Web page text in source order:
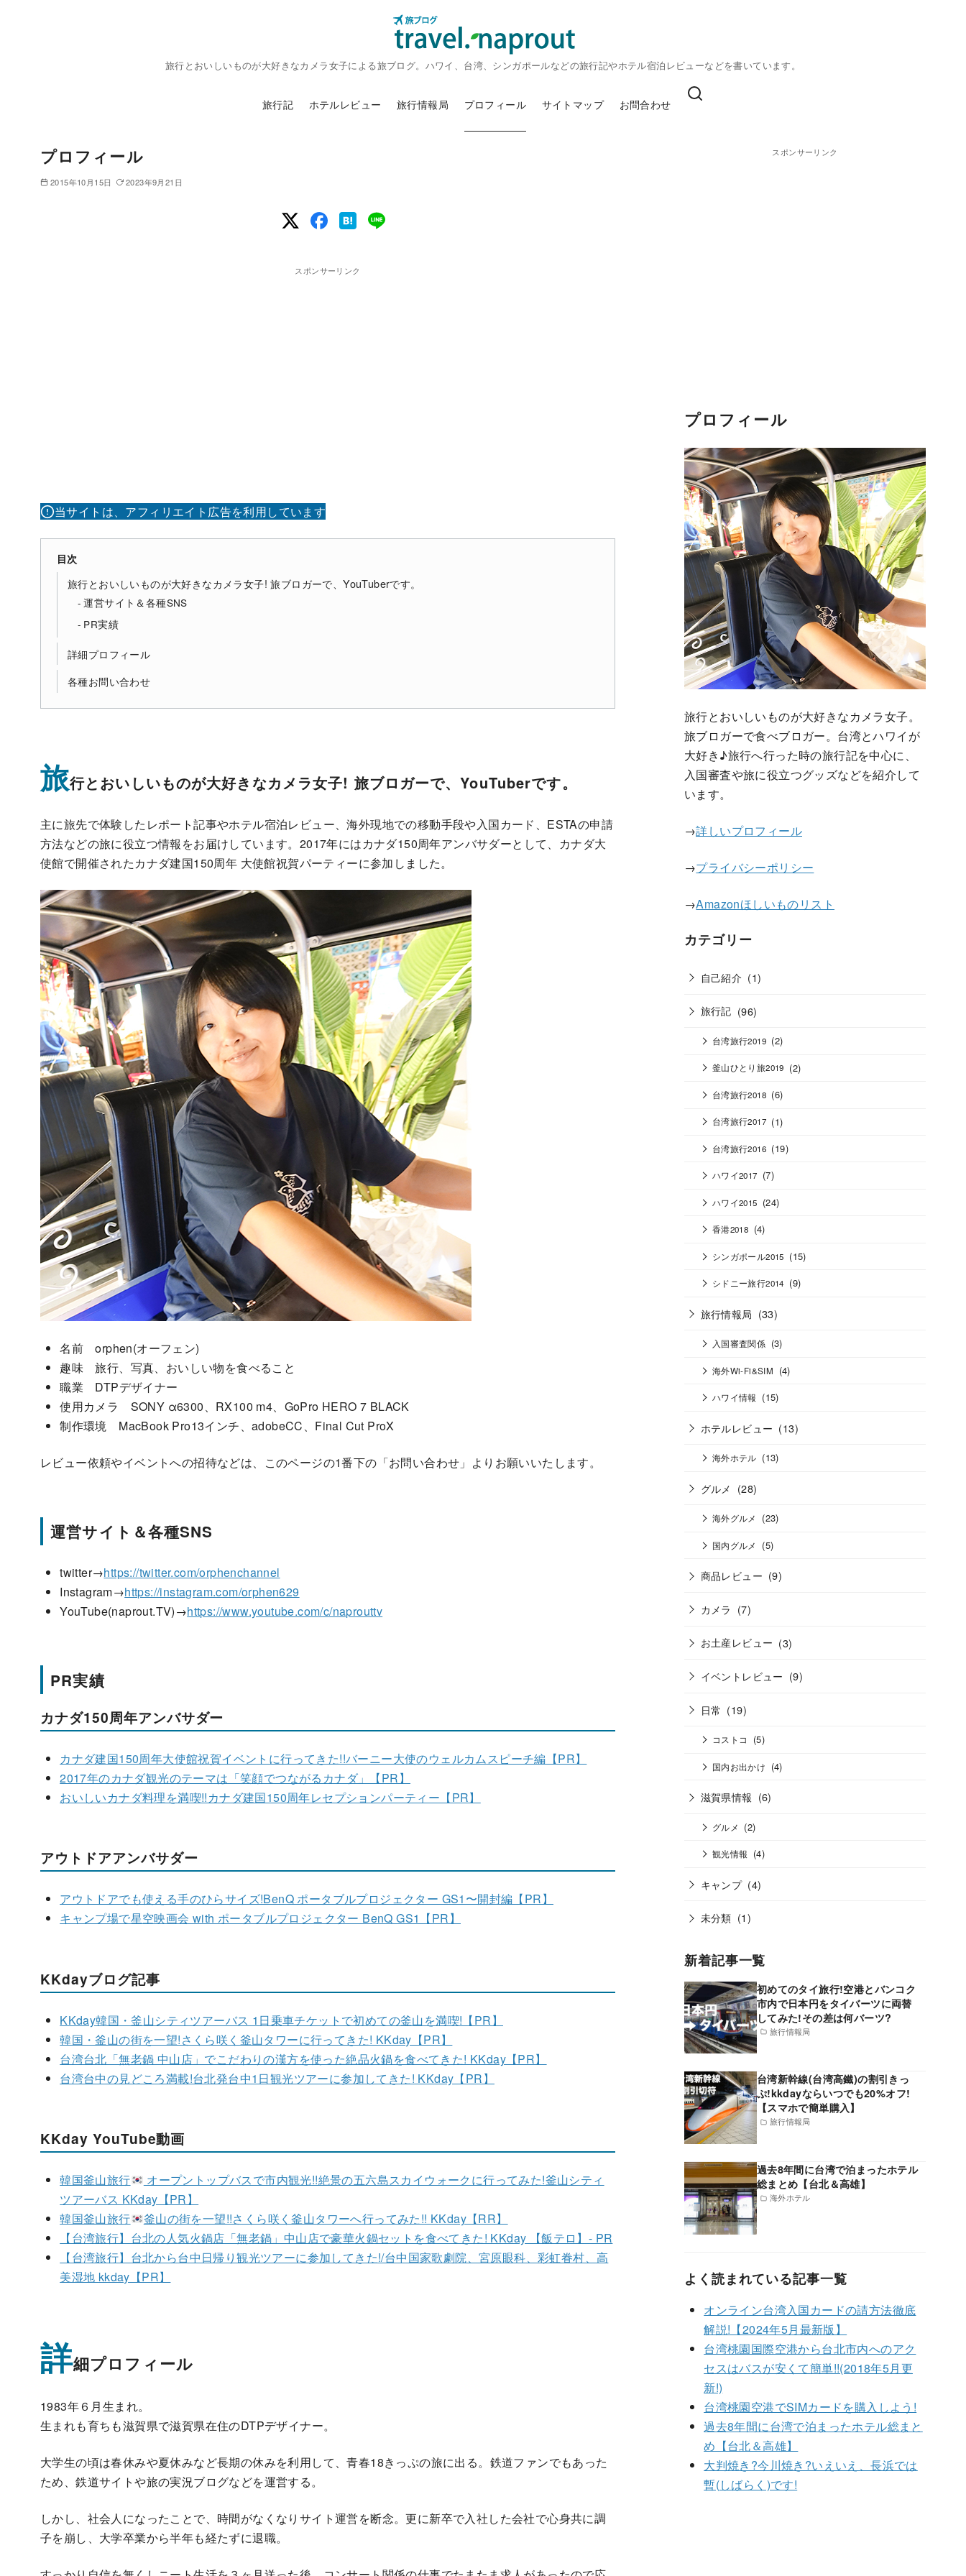
旅行とおいしいものが大好きなカメラ女子による旅ブログ。ハワイ、台湾、シンガポールなどの旅行記やホテル宿泊レビューなどを書いています。
旅行記 ホテルレビュー 旅行情報局 プロフィール サイトマップ お問合わせ
プロフィール
2015年10月15日 2023年9月21日
スポンサーリンク
当サイトは、アフィリエイト広告を利用しています
目次
旅行とおいしいものが大好きなカメラ女子! 旅ブロガーで、YouTuberです。
運営サイト＆各種SNS
PR実績
詳細プロフィール
各種お問い合わせ
旅行とおいしいものが大好きなカメラ女子! 旅ブロガーで、YouTuberです。
主に旅先で体験したレポート記事やホテル宿泊レビュー、海外現地での移動手段や入国カード、ESTAの申請
方法などの旅に役立つ情報をお届けしています。2017年にはカナダ150周年アンバサダーとして、カナダ大
使館で開催されたカナダ建国150周年 大使館祝賀パーティーに参加しました。
名前 orphen(オーフェン)
趣味 旅行、写真、おいしい物を食べること
職業 DTPデザイナー
使用カメラ SONY α6300、RX100 m4、GoPro HERO 7 BLACK
制作環境 MacBook Pro13インチ、adobeCC、Final Cut ProX
レビュー依頼やイベントへの招待などは、このページの1番下の「お問い合わせ」よりお願いいたします。
運営サイト＆各種SNS
twitter→https://twitter.com/orphenchannel
Instagram→https://instagram.com/orphen629
YouTube(naprout.TV)→https://www.youtube.com/c/naprouttv
PR実績
カナダ150周年アンバサダー
カナダ建国150周年大使館祝賀イベントに行ってきた!!バーニー大使のウェルカムスピーチ編【PR】
2017年のカナダ観光のテーマは「笑顔でつながるカナダ」【PR】
おいしいカナダ料理を満喫!!カナダ建国150周年レセプションパーティー【PR】
アウトドアアンバサダー
アウトドアでも使える手のひらサイズ!BenQ ポータブルプロジェクター GS1〜開封編【PR】
キャンプ場で星空映画会 with ポータブルプロジェクター BenQ GS1【PR】
KKdayブログ記事
KKday韓国・釜山シティツアーバス 1日乗車チケットで初めての釜山を満喫!【PR】
韓国・釜山の街を一望!さくら咲く釜山タワーに行ってきた! KKday【PR】
台湾台北「無老鍋 中山店」でこだわりの漢方を使った絶品火鍋を食べてきた! KKday【PR】
台湾台中の見どころ満載!台北発台中1日観光ツアーに参加してきた! KKday【PR】
KKday YouTube動画
韓国釜山旅行
オープントップバスで市内観光!!絶景の五六島スカイウォークに行ってみた!釜山シティ
ツアーバス KKday【PR】
韓国釜山旅行
釜山の街を一望!!さくら咲く釜山タワーへ行ってみた!! KKday【RR】
【台湾旅行】台北の人気火鍋店「無老鍋」中山店で豪華火鍋セットを食べてきた! KKday 【飯テロ】- PR
【台湾旅行】台北から台中日帰り観光ツアーに参加してきた!/台中国家歌劇院、宮原眼科、彩虹眷村、高
美湿地 kkday【PR】
詳細プロフィール
1983年６月生まれ。
生まれも育ちも滋賀県で滋賀県在住のDTPデザイナー。
大学生の頃は春休みや夏休みなど長期の休みを利用して、青春18きっぷの旅に出る。鉄道ファンでもあった
ため、鉄道サイトや旅の実況ブログなどを運営する。
しかし、社会人になったことで、時間がなくなりサイト運営を断念。更に新卒で入社した会社で心身共に調
子を崩し、大学卒業から半年も経たずに退職。
スポンサーリンク
プロフィール
旅行とおいしいものが大好きなカメラ女子。
旅ブロガーで食べブロガー。台湾とハワイが
大好き♪旅行へ行った時の旅行記を中心に、
入国審査や旅に役立つグッズなどを紹介して
います。
→詳しいプロフィール
→プライバシーポリシー
→Amazonほしいものリスト
カテゴリー
自己紹介 (1)
旅行記 (96)
台湾旅行2019 (2)
釜山ひとり旅2019 (2)
台湾旅行2018 (6)
台湾旅行2017 (1)
台湾旅行2016 (19)
ハワイ2017 (7)
ハワイ2015 (24)
香港2018 (4)
シンガポール2015 (15)
シドニー旅行2014 (9)
旅行情報局 (33)
入国審査関係 (3)
海外Wi-Fi&SIM (4)
ハワイ情報 (15)
ホテルレビュー (13)
海外ホテル (13)
グルメ (28)
海外グルメ (23)
国内グルメ (5)
商品レビュー (9)
カメラ (7)
お土産レビュー (3)
イベントレビュー (9)
日常 (19)
コストコ (5)
国内お出かけ (4)
滋賀県情報 (6)
グルメ (2)
観光情報 (4)
キャンプ (4)
未分類 (1)
新着記事一覧
旅行情報局
初めてのタイ旅行!空港とバンコク
市内で日本円をタイバーツに両替
してみた!その差は何バーツ?
旅行情報局
台湾新幹線(台湾高鐵)の割引きっ
ぷ!kkdayならいつでも20%オフ!
【スマホで簡単購入】
海外ホテル
過去8年間に台湾で泊まったホテル
総まとめ【台北＆高雄】
よく読まれている記事一覧
オンライン台湾入国カードの請方法徹底
解説!【2024年5月最新版】
台湾桃園国際空港から台北市内へのアク
セスはバスが安くて簡単!!(2018年5月更
新!)
台湾桃園空港でSIMカードを購入しよう!
過去8年間に台湾で泊まったホテル総まと
め【台北＆高雄】
大判焼き?今川焼き?いえいえ、長浜では
暫(しばらく)です!